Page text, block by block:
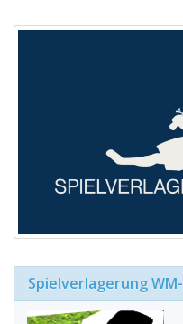
Spielverlagerung